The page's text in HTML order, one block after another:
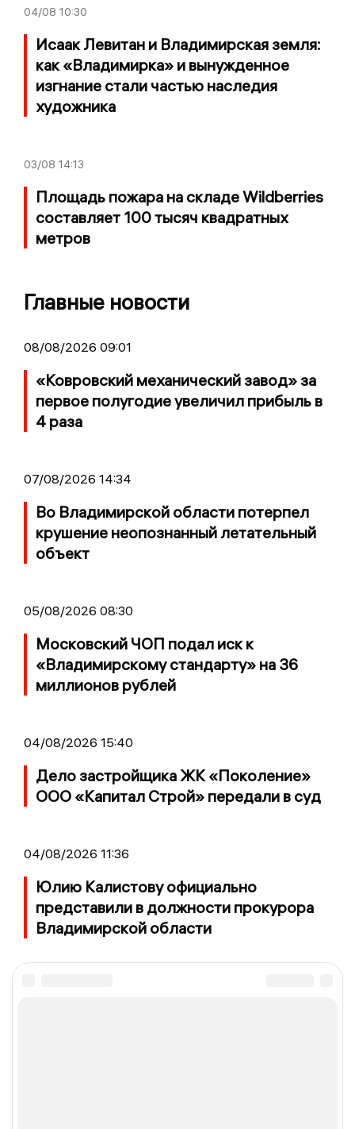
04/08 10:30
Исаак Левитан и Владимирская земля:
как «Владимирка» и вынужденное
изгнание стали частью наследия
художника
03/08 14:13
Площадь пожара на складе Wildberries
составляет 100 тысяч квадратных
метров
Главные новости
08/08/2026 09:01
«Ковровский механический завод» за
первое полугодие увеличил прибыль в
4 раза
07/08/2026 14:34
Во Владимирской области потерпел
крушение неопознанный летательный
объект
05/08/2026 08:30
Московский ЧОП подал иск к
«Владимирскому стандарту» на 36
миллионов рублей
04/08/2026 15:40
Дело застройщика ЖК «Поколение»
ООО «Капитал Строй» передали в суд
04/08/2026 11:36
Юлию Калистову официально
представили в должности прокурора
Владимирской области